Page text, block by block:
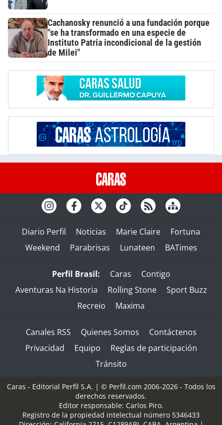
Cachanosky renunció a una fundación porque
"se ha transformado en una especie de
Instituto Patria incondicional de la gestión
de Milei"
Diario Perfil Noticias Marie Claire
Fortuna
Weekend
Parabrisas Lunateen BATimes
Perfil Brasil: Caras
Contigo
Aventuras Na Historia
Rolling Stone
Sport Buzz
Recreio
Maxima
Canales RSS Quienes Somos
Contáctenos
Privacidad
Equipo
Reglas de participación
Tránsito
Caras - Editorial Perfil S.A. | © Perfil.com 2006-2026 - Todos los
derechos reservados.
Editor responsable: Carlos Piro.
Registro de la propiedad intelectual número 5346433